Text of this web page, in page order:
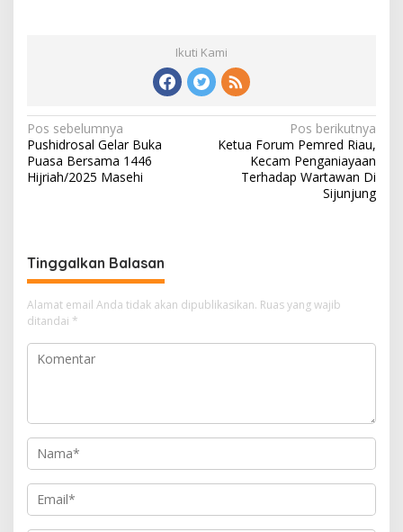
Ikuti Kami
N
a
v
a
s
i
p
o
Pos sebelumnya
Pushidrosal Gelar Buka
Puasa Bersama 1446
Hijriah/2025 Masehi
Pos berikutnya
Ketua Forum Pemred Riau,
Kecam Penganiayaan
Terhadap Wartawan Di
Sijunjung
Tinggalkan Balasan
Alamat email Anda tidak akan dipublikasikan. Ruas yang wajib
ditandai *